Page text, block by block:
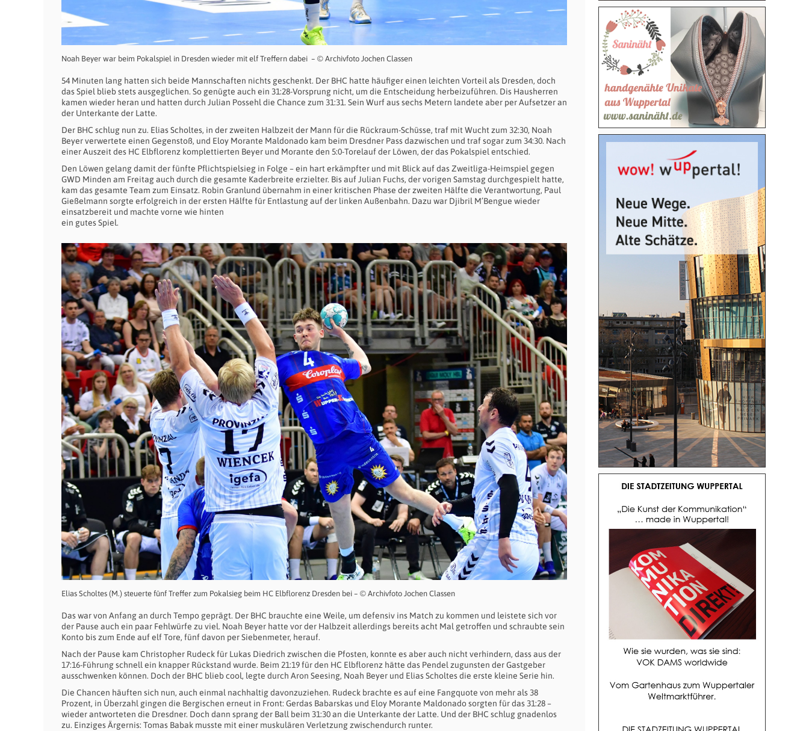
Noah Beyer war beim Pokalspiel in Dresden wieder mit elf Treffern dabei – © Archivfoto Jochen Classen
54 Minuten lang hatten sich beide Mannschaften nichts geschenkt. Der BHC hatte häufiger einen leichten Vorteil als Dresden, doch
das Spiel blieb stets ausgeglichen. So genügte auch ein 31:28-Vorsprung nicht, um die Entscheidung herbeizuführen. Dis Hausherren
kamen wieder heran und hatten durch Julian Possehl die Chance zum 31:31. Sein Wurf aus sechs Metern landete aber per Aufsetzer an
der Unterkante der Latte.
Der BHC schlug nun zu. Elias Scholtes, in der zweiten Halbzeit der Mann für die Rückraum-Schüsse, traf mit Wucht zum 32:30, Noah
Beyer verwertete einen Gegenstoß, und Eloy Morante Maldonado kam beim Dresdner Pass dazwischen und traf sogar zum 34:30. Nach
einer Auszeit des HC Elbflorenz komplettierten Beyer und Morante den 5:0-Torelauf der Löwen, der das Pokalspiel entschied.
Den Löwen gelang damit der fünfte Pflichtspielsieg in Folge – ein hart erkämpfter und mit Blick auf das Zweitliga-Heimspiel gegen
GWD Minden am Freitag auch durch die gesamte Kaderbreite erzielter. Bis auf Julian Fuchs, der vorigen Samstag durchgespielt hatte,
kam das gesamte Team zum Einsatz. Robin Granlund übernahm in einer kritischen Phase der zweiten Hälfte die Verantwortung, Paul
Gießelmann sorgte erfolgreich in der ersten Hälfte für Entlastung auf der linken Außenbahn. Dazu war Djibril M’Bengue wieder
einsatzbereit und machte vorne wie hinten
ein gutes Spiel.
Elias Scholtes (M.) steuerte fünf Treffer zum Pokalsieg beim HC Elbflorenz Dresden bei – © Archivfoto Jochen Classen
Das war von Anfang an durch Tempo geprägt. Der BHC brauchte eine Weile, um defensiv ins Match zu kommen und leistete sich vor
der Pause auch ein paar Fehlwürfe zu viel. Noah Beyer hatte vor der Halbzeit allerdings bereits acht Mal getroffen und schraubte sein
Konto bis zum Ende auf elf Tore, fünf davon per Siebenmeter, herauf.
Nach der Pause kam Christopher Rudeck für Lukas Diedrich zwischen die Pfosten, konnte es aber auch nicht verhindern, dass aus der
17:16-Führung schnell ein knapper Rückstand wurde. Beim 21:19 für den HC Elbflorenz hätte das Pendel zugunsten der Gastgeber
ausschwenken können. Doch der BHC blieb cool, legte durch Aron Seesing, Noah Beyer und Elias Scholtes die erste kleine Serie hin.
Die Chancen häuften sich nun, auch einmal nachhaltig davonzuziehen. Rudeck brachte es auf eine Fangquote von mehr als 38
Prozent, in Überzahl gingen die Bergischen erneut in Front: Gerdas Babarskas und Eloy Morante Maldonado sorgten für das 31:28 –
wieder antworteten die Dresdner. Doch dann sprang der Ball beim 31:30 an die Unterkante der Latte. Und der BHC schlug gnadenlos
zu. Einziges Ärgernis: Tomas Babak musste mit einer muskulären Verletzung zwischendurch runter.